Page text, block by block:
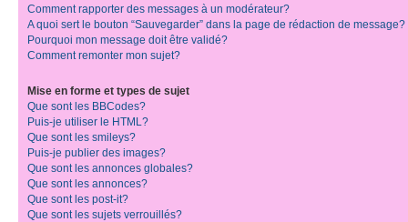
Comment rapporter des messages à un modérateur?
A quoi sert le bouton “Sauvegarder” dans la page de rédaction de message?
Pourquoi mon message doit être validé?
Comment remonter mon sujet?
Mise en forme et types de sujet
Que sont les BBCodes?
Puis-je utiliser le HTML?
Que sont les smileys?
Puis-je publier des images?
Que sont les annonces globales?
Que sont les annonces?
Que sont les post-it?
Que sont les sujets verrouillés?